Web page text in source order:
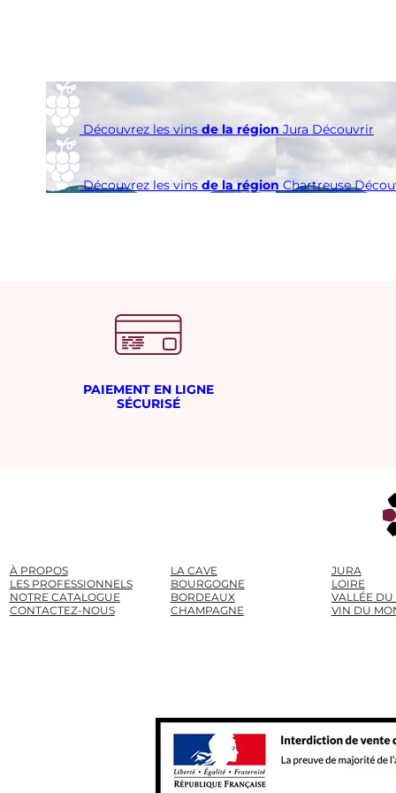
Découvrez les vins de la région Jura Découvrir
Découvrez les vins de la région Chartreuse
PAIEMENT EN LIGNE
SÉCURISÉ
À PROPOS
LES PROFESSIONNELS
NOTRE CATALOGUE
CONTACTEZ-NOUS
LA CAVE
BOURGOGNE
BORDEAUX
CHAMPAGNE
JURA
LOIRE
VALLÉE DU
VIN DU